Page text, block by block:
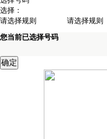
选择：
请选择规则
请选择规则
您当前已选择号码